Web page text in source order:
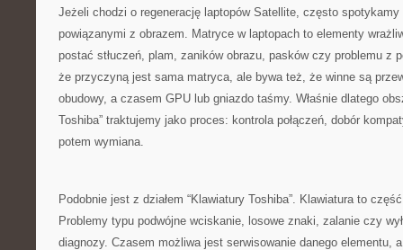
Jeżeli chodzi o regenerację laptopów Satellite, często
powiązanymi z obrazem. Matryce w laptopach to elementy
postać stłuczeń, plam, zaników obrazu, pasków czy problemu z
że przyczyną jest sama matryca, ale bywa też, że winne są
obudowy, a czasem GPU lub gniazdo taśmy. Właśnie dlatego
Toshiba” traktujemy jako proces: kontrola połączeń, dobór
potem wymiana.
Podobnie jest z działem “Klawiatury Toshiba”. Klawiatura to
Problemy typu podwójne wciskanie, losowe znaki, zalanie czy
diagnozy. Czasem możliwa jest serwisowanie danego elementu,